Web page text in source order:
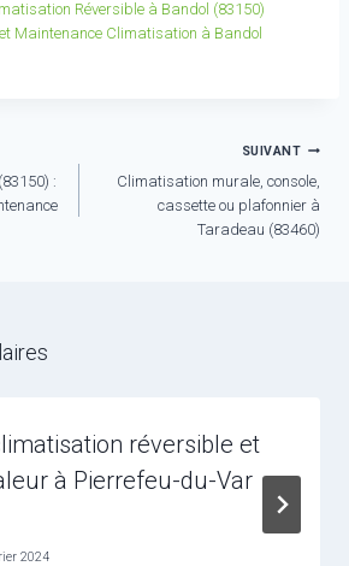
Réversible à Bandol (83150)
Maintenance Climatisation à Bandol
:
SUIVANT
Climatisation murale, console,
cassette ou plafonnier à
Taradeau (83460)
réversible et
à Pierrefeu-du-Var
2024